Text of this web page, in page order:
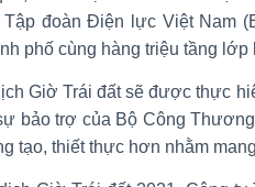
đoàn Điện lực Việt Nam
phố cùng hàng triệu tầng lớp
Giờ Trái đất sẽ được thực
bảo trợ của Bộ Công
tạo, thiết thực hơn nhằm